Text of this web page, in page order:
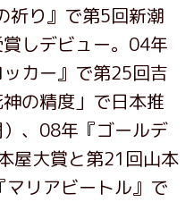
祈り』で第5回新潮
しデビュー。04年
カー』で第25回吉
の精度」で日本推
、08年『ゴールデ
屋大賞と第21回山本
リアビートル』で